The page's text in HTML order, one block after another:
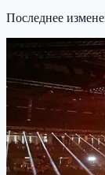
Последнее